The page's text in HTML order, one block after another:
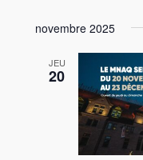
novembre 2025
JEU
20